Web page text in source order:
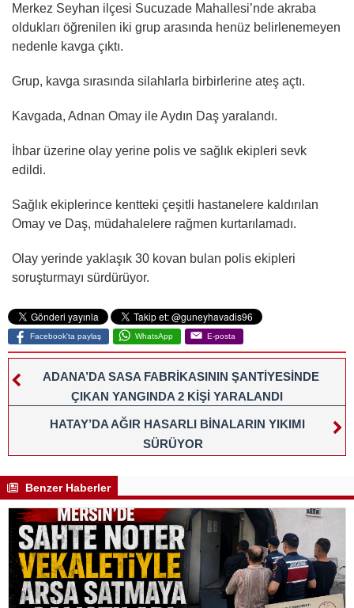
Merkez Seyhan ilçesi Sucuzade Mahallesi’nde akraba
oldukları öğrenilen iki grup arasında henüz belirlenemeyen
nedenle kavga çıktı.
Grup, kavga sırasında silahlarla birbirlerine ateş açtı.
Kavgada, Adnan Omay ile Aydın Daş yaralandı.
İhbar üzerine olay yerine polis ve sağlık ekipleri sevk
edildi.
Sağlık ekiplerince kentteki çeşitli hastanelere kaldırılan
Omay ve Daş, müdahalelere rağmen kurtarılamadı.
Olay yerinde yaklaşık 30 kovan bulan polis ekipleri
soruşturmayı sürdürüyor.
Facebook'ta paylaş WhatsApp E-posta
ADANA’DA SASA FABRİKASININ ŞANTİYESİNDE
ÇIKAN YANGINDA 2 KİŞİ YARALANDI
HATAY’DA AĞIR HASARLI BİNALARIN YIKIMI
SÜRÜYOR
Benzer Haberler